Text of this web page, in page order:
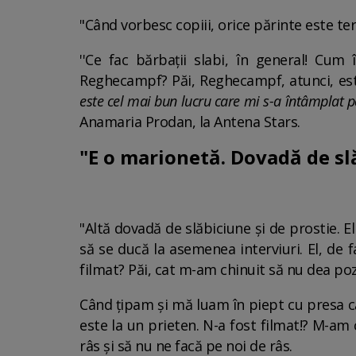
"Când vorbesc copiii, orice părinte este
''Ce fac bărbații slabi, în general!
Reghecampf? Păi, Reghecampf, atunci,
este cel mai bun lucru care mi s-a întâmplat
Anamaria Prodan, la Antena Stars.
"E o marionetă. Dovadă de
"Altă dovadă de slăbiciune și de prostie.
să se ducă la asemenea interviuri. El,
filmat? Păi, cat m-am chinuit să nu dea
Când țipam și mă luam în piept cu presa
este la un prieten. N-a fost filmat!? M-
râs și să nu ne facă pe noi de râs.